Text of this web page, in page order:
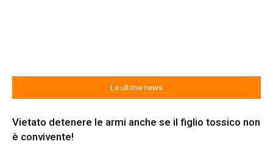
Le ultime news
Vietato detenere le armi anche se il figlio tossico non
è convivente!